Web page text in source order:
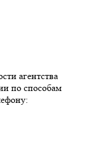
агентства
по способам